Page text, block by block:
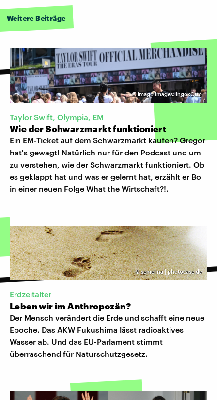
Weitere Beiträge
© Imago Images: IngoxOtto
Taylor Swift, Olympia, EM
Wie der Schwarzmarkt funktioniert
Ein EM-Ticket auf dem Schwarzmarkt kaufen? Gregor
hat's gewagt! Natürlich nur für den Podcast und um
zu verstehen, wie der Schwarzmarkt funktioniert. Ob
es geklappt hat und was er gelernt hat, erzählt er Bo
in einer neuen Folge What the Wirtschaft?!.
©semelina | photocase.de
Erdzeitalter
Leben wir im Anthropozän?
Der Mensch verändert die Erde und schafft eine neue
Epoche. Das AKW Fukushima lässt radioaktives
Wasser ab. Und das EU-Parlament stimmt
überraschend für Naturschutzgesetz.